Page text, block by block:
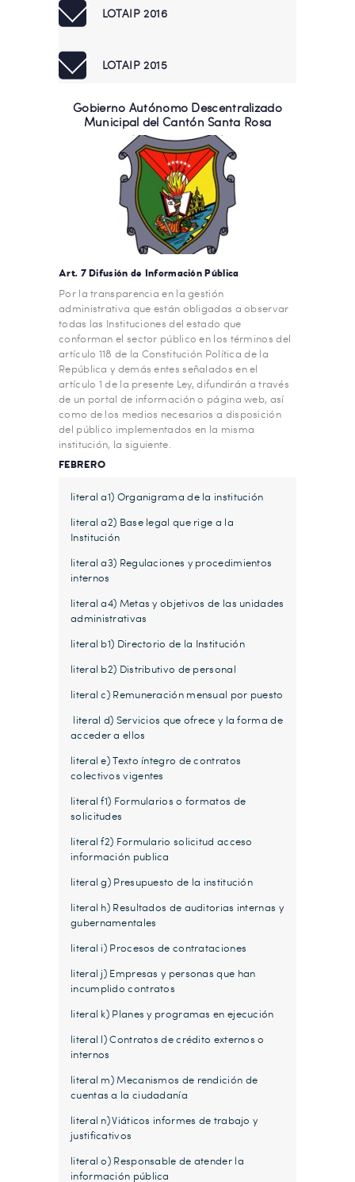
LOTAIP 2016
LOTAIP 2015
Gobierno Autónomo Descentralizado
Municipal del Cantón Santa Rosa
Art. 7 Difusión de Información Pública
Por la transparencia en la gestión
administrativa que están obligadas a observar
todas las Instituciones del estado que
conforman el sector público en los términos del
artículo 118 de la Constitución Política de la
República y demás entes señalados en el
artículo 1 de la presente Ley, difundirán a través
de un portal de información o página web, así
como de los medios necesarios a disposición
del público implementados en la misma
institución, la siguiente.
FEBRERO
literal a1) Organigrama de la institución
literal a2) Base legal que rige a la
Institución
literal a3) Regulaciones y procedimientos
internos
literal a4) Metas y objetivos de las unidades
administrativas
literal b1) Directorio de la Institución
literal b2) Distributivo de personal
literal c) Remuneración mensual por puesto
literal d) Servicios que ofrece y la forma de
acceder a ellos
literal e) Texto íntegro de contratos
colectivos vigentes
literal f1) Formularios o formatos de
solicitudes
literal f2) Formulario solicitud acceso
información publica
literal g) Presupuesto de la institución
literal h) Resultados de auditorias internas y
gubernamentales
literal i) Procesos de contrataciones
literal j) Empresas y personas que han
incumplido contratos
literal k) Planes y programas en ejecución
literal l) Contratos de crédito externos o
internos
literal m) Mecanismos de rendición de
cuentas a la ciudadanía
literal n) Viáticos informes de trabajo y
justificativos
literal o) Responsable de atender la
información pública